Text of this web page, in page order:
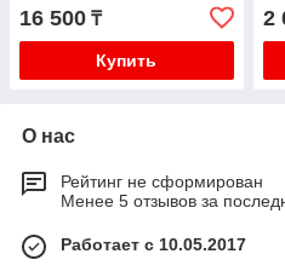
16 500 ₸
Купить
2
О нас
Рейтинг не сформирован
Менее 5 отзывов за
Работает с 10.05.2017